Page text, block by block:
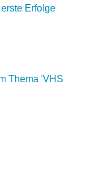
Erfolge
Thema 'VHS